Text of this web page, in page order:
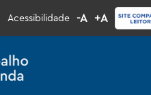
Acessibilidade -A +A